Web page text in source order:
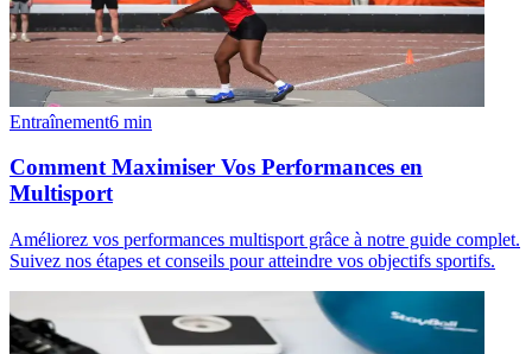
Entraînement6 min
Comment Maximiser Vos Performances en
Multisport
Améliorez vos performances multisport grâce à notre guide complet.
Suivez nos étapes et conseils pour atteindre vos objectifs sportifs.